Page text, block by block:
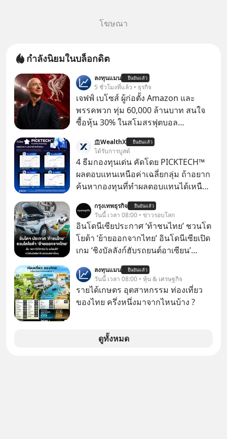
โฆษณา
กำลังนิยมในบล็อกดิต
ลงทุนแมน ยืนยันแล้ว
5 ชั่วโมงที่แล้ว • ธุรกิจ
เจฟฟ์ เบโซส์ ผู้ก่อตั้ง Amazon และ
พรรคพวก ทุ่ม 60,000 ล้านบาท สนใจ
ซื้อหุ้น 30% ในสโมสรฟุตบอล
กลุ่มนักลงทุนที่มี เจฟฟ์ เบโซส์ (Jeff
Bezos) มหาเศรษฐีและผู้ก่อตั้ง
Amazon กับอามิต ภาเทีย (Amit
Bhatia) นักธุรกิจชาวอังกฤษเชื้อสาย
อินเดีย และเอดูอาร์โด ซาเวริน
(Eduardo Saverin) ผู้ร่วมก่อตั้ง
Facebook ร่วมอยู่ด้วย
WealthX ยืนยันแล้ว
ได้รับการบูสต์
4 ธีมกองทุนเด่น คัดโดย PICKTECH™
ผลตอบแทนเหนือค่าเฉลี่ยกลุ่ม ถ้าอยาก
ค้นหากองทุนที่ทำผลตอบแทนได้เหนือ
ค้นหาข้อมูลและวิเคราะห์เองให้เสีย
เวลา แค่ใช้ PICKTECH™ บนแอป
WealthX ช่วยคัดกองทุนเด่นให้ได้
กรุงเทพธุรกิจ ยืนยันแล้ว
วันนี้ เวลา 08:00 • ข่าวรอบโลก
อินโดนีเซียประกาศ ‘ท้าชนไทย’ ชวนโต
โยต้า ‘ย้ายออกจากไทย’ อินโดนีเซียเปิด
เกม ‘ชิงบัลลังก์ฮับรถยนต์อาเซียน’
คลังของอินโดฯ เรียกร้อง ‘โตโยต้า’ ย้าย
ฐานการผลิตหลักออกจากไทย พร้อม
เสนอสิทธิประโยชน์เต็ม หวังดึงทั้ง
ลงทุนแมน ยืนยันแล้ว
วันนี้ เวลา 08:00 • หุ้น & เศรษฐกิจ
รายได้เกษตร อุตสาหกรรม ท่องเที่ยว
ของไทย ครึ่งหนึ่งมาจากไหนบ้าง ?
ดูทั้งหมด